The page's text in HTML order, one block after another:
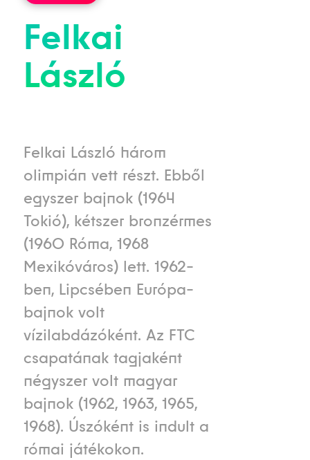
Felkai
László
Felkai László három
olimpián vett részt. Ebből
egyszer bajnok (1964
Tokió), kétszer bronzérmes
(1960 Róma, 1968
Mexikóváros) lett. 1962-
ben, Lipcsében Európa-
bajnok volt
vízilabdázóként. Az FTC
csapatának tagjaként
négyszer volt magyar
bajnok (1962, 1963, 1965,
1968). Úszóként is indult a
római játékokon.